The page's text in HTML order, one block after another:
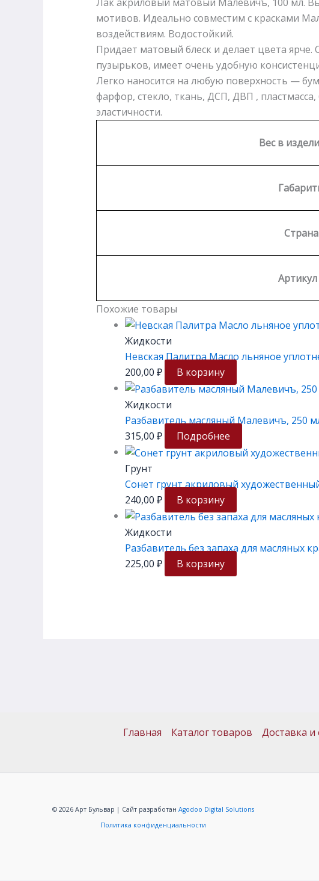
мотивов. Идеально совместим с красками
воздействиям. Водостойкий.
Придает матовый блеск и делает цвета
пузырьков, имеет очень удобную
Легко наносится на любую поверхность —
фарфор, стекло, ткань, ДСП, ДВП ,
эластичности.
Вес в
Страна
Артикул
Похожие товары
Жидкости
Невская Палитра Масло льняное
200,00 ₽
В корзину
Жидкости
Разбавитель масляный Малевичъ, 250
315,00 ₽ Подробнее
Грунт
Сонет грунт акриловый
240,00 ₽ В корзину
Жидкости
Разбавитель без запаха для масляных
225,00 ₽ В корзину
Главная Каталог товаров Доставка
© 2026 Арт Бульвар | Сайт разработанAgodoo Digital Solutions
Политика конфиденциальности